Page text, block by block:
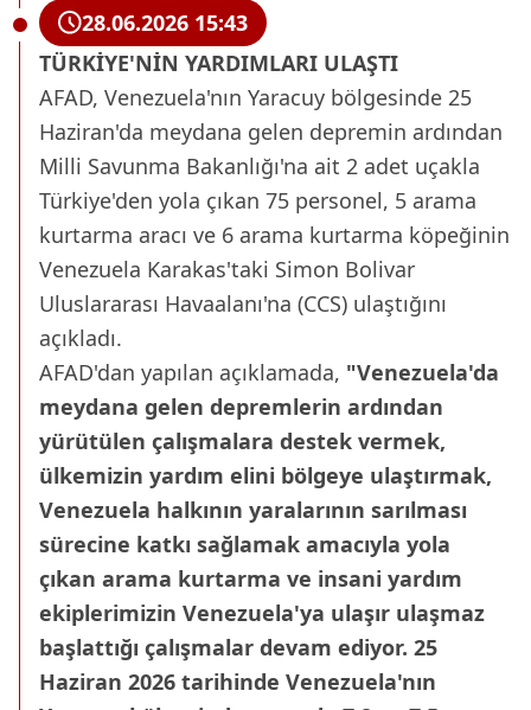
28.06.2026 15:43
TÜRKİYE'NİN YARDIMLARI ULAŞTI
AFAD, Venezuela'nın Yaracuy bölgesinde 25
Haziran'da meydana gelen depremin ardından
Milli Savunma Bakanlığı'na ait 2 adet uçakla
Türkiye'den yola çıkan 75 personel, 5 arama
kurtarma aracı ve 6 arama kurtarma köpeğinin
Venezuela Karakas'taki Simon Bolivar
Uluslararası Havaalanı'na (CCS) ulaştığını
açıkladı.
AFAD'dan yapılan açıklamada, "Venezuela'da
meydana gelen depremlerin ardından
yürütülen çalışmalara destek vermek,
ülkemizin yardım elini bölgeye ulaştırmak,
Venezuela halkının yaralarının sarılması
sürecine katkı sağlamak amacıyla yola
çıkan arama kurtarma ve insani yardım
ekiplerimizin Venezuela'ya ulaşır ulaşmaz
başlattığı çalışmalar devam ediyor. 25
Haziran 2026 tarihinde Venezuela'nın